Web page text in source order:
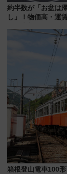
約半数が「お盆は
し」！物価高・運
りたいけど……【
帰省動向調査】
箱根登山電車100